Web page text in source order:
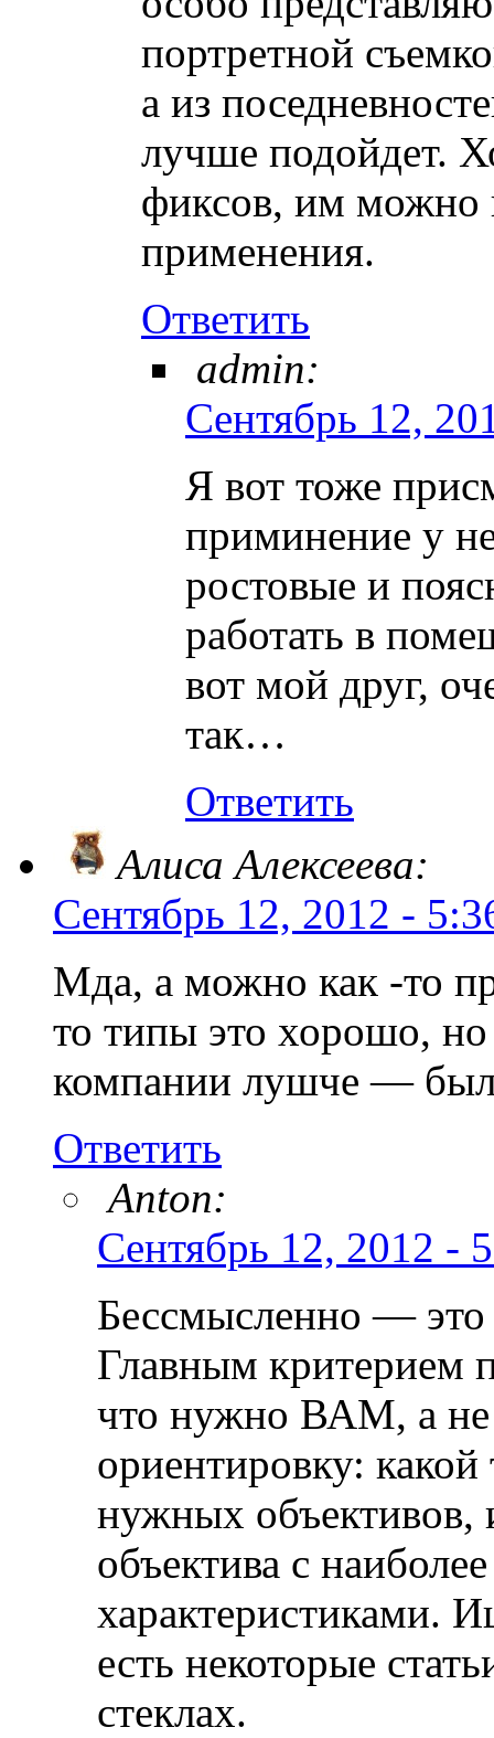
портретной
а из
лучше подойдет.
фиксов, им можно
применения.
Ответить
admin:
Сентябрь 12,
Я вот тоже
приминение у
ростовые и
работать в
вот мой друг,
так…
Ответить
Алиса Алексеева:
Сентябрь 12, 2012 -
Мда, а можно как -то
то типы это хорошо,
компании лушче —
Ответить
Anton:
Сентябрь 12, 2012 -
Бессмысленно — это
Главным критерием
что нужно ВАМ, а не
ориентировку:
нужных объективов,
объектива с
характеристиками.
есть некоторые
стеклах.